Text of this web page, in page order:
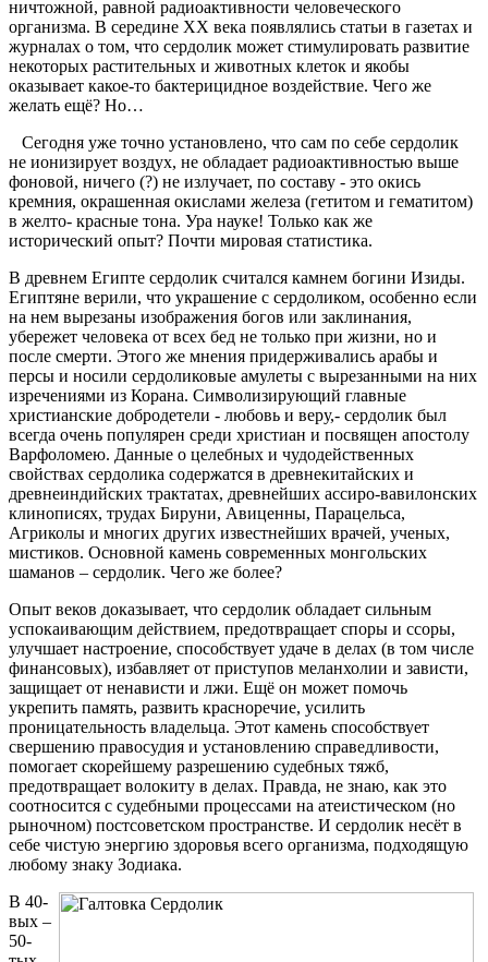
ничтожной, равной радиоактивности человеческого
организма. В середине XX века появлялись статьи в газетах и
журналах о том, что сердолик может стимулировать развитие
некоторых растительных и животных клеток и якобы
оказывает какое-то бактерицидное воздействие. Чего же
желать ещё? Но…
Сегодня уже точно установлено, что сам по себе сердолик
не ионизирует воздух, не обладает радиоактивностью выше
фоновой, ничего (?) не излучает, по составу - это окись
кремния, окрашенная окислами железа (гетитом и гематитом)
в желто- красные тона. Ура науке! Только как же
исторический опыт? Почти мировая статистика.
В древнем Египте сердолик считался камнем богини Изиды.
Египтяне верили, что украшение с сердоликом, особенно если
на нем вырезаны изображения богов или заклинания,
убережет человека от всех бед не только при жизни, но и
после смерти. Этого же мнения придерживались арабы и
персы и носили сердоликовые амулеты с вырезанными на них
изречениями из Корана. Символизирующий главные
христианские добродетели - любовь и веру,- сердолик был
всегда очень популярен среди христиан и посвящен апостолу
Варфоломею. Данные о целебных и чудодейственных
свойствах сердолика содержатся в древнекитайских и
древнеиндийских трактатах, древнейших ассиро-вавилонских
клинописях, трудах Бируни, Авиценны, Парацельса,
Агриколы и многих других известнейших врачей, ученых,
мистиков. Основной камень современных монгольских
шаманов – сердолик. Чего же более?
Опыт веков доказывает, что сердолик обладает сильным
успокаивающим действием, предотвращает споры и ссоры,
улучшает настроение, способствует удаче в делах (в том числе
финансовых), избавляет от приступов меланхолии и зависти,
защищает от ненависти и лжи. Ещё он может помочь
укрепить память, развить красноречие, усилить
проницательность владельца. Этот камень способствует
свершению правосудия и установлению справедливости,
помогает скорейшему разрешению судебных тяжб,
предотвращает волокиту в делах. Правда, не знаю, как это
соотносится с судебными процессами на атеистическом (но
рыночном) постсоветском пространстве. И сердолик несёт в
себе чистую энергию здоровья всего организма, подходящую
любому знаку Зодиака.
В 40-
вых –
50-